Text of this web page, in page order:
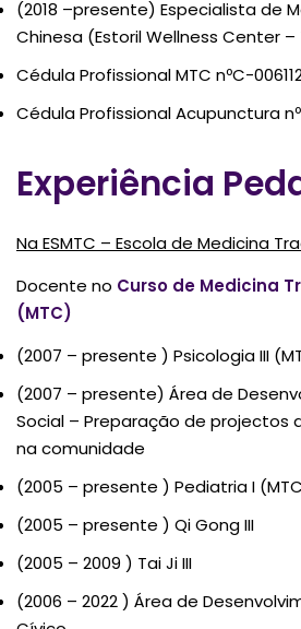
(2018 –presente) Especialista de
Chinesa (Estoril Wellness Center
Cédula Profissional MTC nºC-
Cédula Profissional Acupunctura
Experiência
Na ESMTC – Escola de Medicina
Docente no Curso de Medicina
(MTC)
(2007 – presente ) Psicologia III
(2007 – presente) Área de
Social – Preparação de projectos
na comunidade
(2005 – presente ) Pediatria I
(2005 – presente ) Qi Gong III
(2005 – 2009 ) Tai Ji III
(2006 – 2022 ) Área de